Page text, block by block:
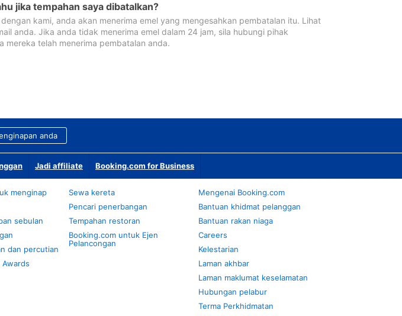
jika tempahan saya dibatalkan?
kami, anda akan menerima emel yang mengesahkan pembatalan itu. Lihat
anda. Jika anda tidak menerima emel dalam 24 jam, sila hubungi pihak
mereka telah menerima pembatalan anda.
anda
Jadi affiliate Booking.com for Business
menginap
sebulan
dan percutian
Awards
Sewa kereta
Pencari penerbangan
Tempahan restoran
Booking.com untuk Ejen
Pelancongan
Mengenai Booking.com
Bantuan khidmat pelanggan
Bantuan rakan niaga
Careers
Kelestarian
Laman akhbar
Laman maklumat keselamatan
Hubungan pelabur
Terma Perkhidmatan